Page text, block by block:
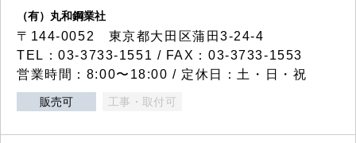
（有）丸和鋼業社
〒144-0052 東京都大田区蒲田3-24-4
TEL：03-3733-1551 / FAX：03-3733-1553
営業時間：8:00〜18:00 / 定休日：土・日・祝
販売可 工事・取付可